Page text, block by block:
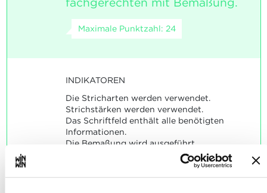
Maximale Punktzahl: 24
INDIKATOREN
Die Stricharten werden verwendet.
Strichstärken werden verwendet.
Das Schriftfeld enthält alle benötigten
Informationen.
Die Bemaßung wird ausgeführt.
Die geleistete Arbeit entspricht den